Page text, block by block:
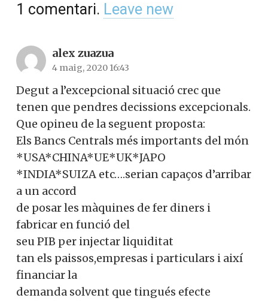
1 comentari. Leave new
alex zuazua
4 maig, 2020 16:43
Degut a l’excepcional situació crec que
tenen que pendres decissions excepcionals.
Que opineu de la seguent proposta:
Els Bancs Centrals més importants del món
*USA*CHINA*UE*UK*JAPO
*INDIA*SUIZA etc….serian capaços d’arribar
a un accord
de posar les màquines de fer diners i
fabricar en funció del
seu PIB per injectar liquiditat
tan els paissos,empresas i particulars i així
financiar la
demanda solvent que tingués efecte